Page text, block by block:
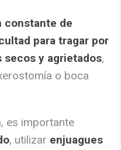
constante de
para tragar por
secos y agrietados,
o boca
es importante
, utilizar enjuagues